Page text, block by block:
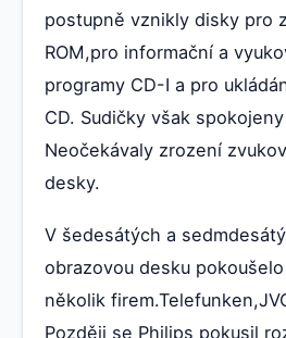
postupně vznikly disky pro
ROM,pro informační a
programy CD-I a pro
CD. Sudičky však
Neočekávaly zrození
desky.
V šedesátých a
obrazovou desku
několik
Později se Philips pokusil